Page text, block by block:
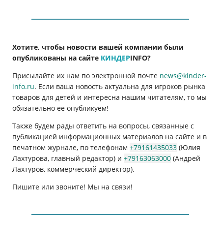
Хотите, чтобы новости вашей компании были
опубликованы на сайте КИНДЕРINFO?
Присылайте их нам по электронной почте news@kinder-
info.ru. Если ваша новость актуальна для игроков рынка
товаров для детей и интересна нашим читателям, то мы
обязательно ее опубликуем!
Также будем рады ответить на вопросы, связанные с
публикацией информационных материалов на сайте и в
печатном журнале, по телефонам +79161435033 (Юлия
Лахтурова, главный редактор) и +79163063000 (Андрей
Лахтуров, коммерческий директор).
Пишите или звоните! Мы на связи!